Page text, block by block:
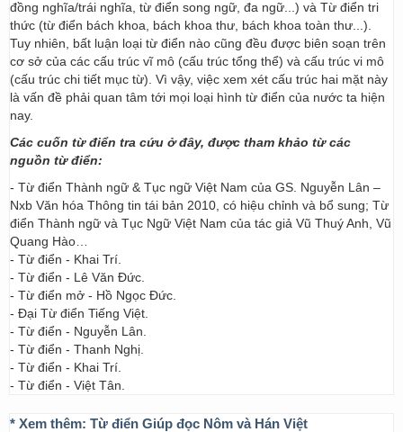
đồng nghĩa/trái nghĩa, từ điển song ngữ, đa ngữ...) và Từ điển tri
thức (từ điển bách khoa, bách khoa thư, bách khoa toàn thư...).
Tuy nhiên, bất luận loại từ điển nào cũng đều được biên soạn trên
cơ sở của các cấu trúc vĩ mô (cấu trúc tổng thể) và cấu trúc vi mô
(cấu trúc chi tiết mục từ). Vì vậy, việc xem xét cấu trúc hai mặt này
là vấn đề phải quan tâm tới mọi loại hình từ điển của nước ta hiện
nay.
Các cuốn từ điển tra cứu ở đây, được tham khảo từ các
nguồn từ điển:
- Từ điển Thành ngữ & Tục ngữ Việt Nam của GS. Nguyễn Lân –
Nxb Văn hóa Thông tin tái bản 2010, có hiệu chỉnh và bổ sung; Từ
điển Thành ngữ và Tục Ngữ Việt Nam của tác giả Vũ Thuý Anh, Vũ
Quang Hào…
- Từ điển - Khai Trí.
- Từ điển - Lê Văn Đức.
- Từ điển mở - Hồ Ngọc Đức.
- Đại Từ điển Tiếng Việt.
- Từ điển - Nguyễn Lân.
- Từ điển - Thanh Nghị.
- Từ điển - Khai Trí.
- Từ điển - Việt Tân.
* Xem thêm: Từ điển Giúp đọc Nôm và Hán Việt